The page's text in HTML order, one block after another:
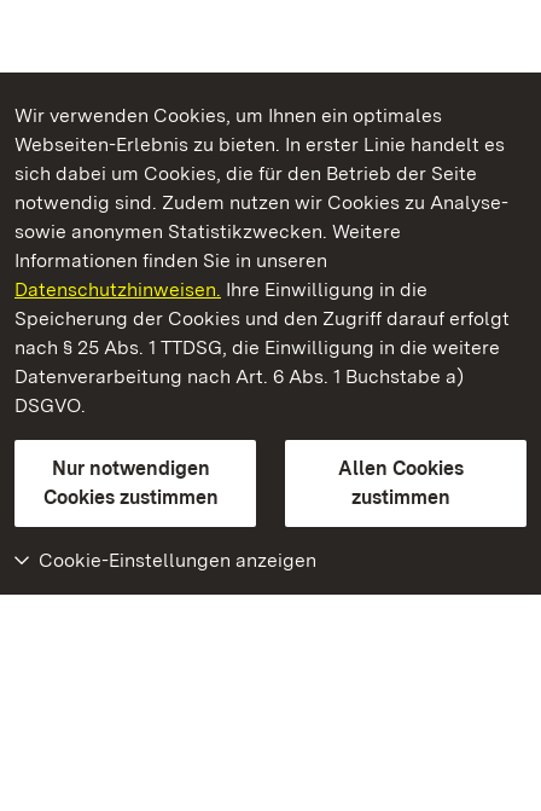
Wir verwenden Cookies, um Ihnen ein optimales
Webseiten-Erlebnis zu bieten. In erster Linie handelt es
sich dabei um Cookies, die für den Betrieb der Seite
notwendig sind. Zudem nutzen wir Cookies zu Analyse-
sowie anonymen Statistikzwecken. Weitere
Informationen finden Sie in unseren
Datenschutzhinweisen. Ihre Einwilligung in die
Speicherung der Cookies und den Zugriff darauf erfolgt
nach § 25 Abs. 1 TTDSG, die Einwilligung in die weitere
Datenverarbeitung nach Art. 6 Abs. 1 Buchstabe a)
DSGVO.
Nur notwendigen
Cookies zustimmen
Allen Cookies
zustimmen
Cookie-Einstellungen anzeigen
Kommen. Staunen. Genießen.
Kloster Schussenried
Staatliche Schlösser und Gärten Baden-Württemberg
Kontakt
GebärdenspracheLeichte Sprache
Erklärung zur Barrierefreiheit
BITV-konform (geprüfte Seiten)
Weiteres